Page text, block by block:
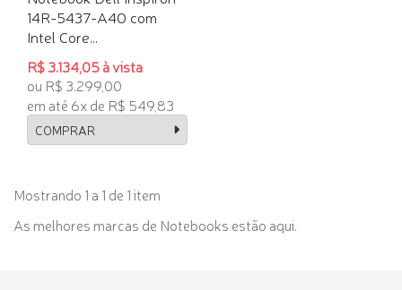
14R-5437-A40 com
Intel Core...
R$ 3.134,05 à vista
ou R$ 3.299,00
em até 6x de R$ 549,83
COMPRAR
Mostrando 1 a 1 de 1 item
As melhores marcas de Notebooks estão aqui.